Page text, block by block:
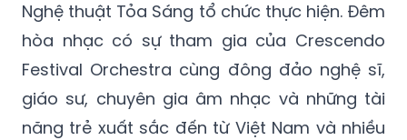
Nghệ thuật Tỏa Sáng tổ chức thực hiện. Đêm
hòa nhạc có sự tham gia của Crescendo
Festival Orchestra cùng đông đảo nghệ sĩ,
giáo sư, chuyên gia âm nhạc và những tài
năng trẻ xuất sắc đến từ Việt Nam và nhiều